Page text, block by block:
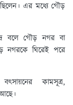
এর মধ্যে গৌড়
বলে গৌড় নগর বা
ঘিরেই পরে
বৎসায়নের কামসূত্র,